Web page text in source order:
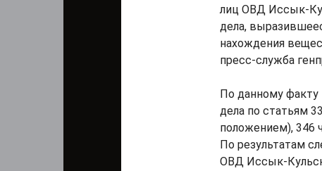
лиц ОВД Иссык-
дела,
нахождения
пресс-служба
По данному
дела по статьям
положением), 346
По результатам
ОВД Иссык-